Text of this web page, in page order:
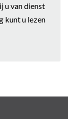
u van dienst
kunt u lezen